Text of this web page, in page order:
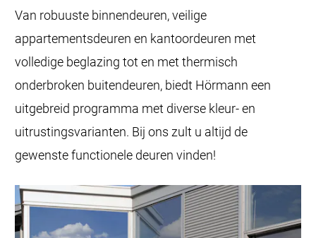
Van robuuste binnendeuren, veilige
appartementsdeuren en kantoordeuren met
volledige beglazing tot en met thermisch
onderbroken buitendeuren, biedt Hörmann een
uitgebreid programma met diverse kleur- en
uitrustingsvarianten. Bij ons zult u altijd de
gewenste functionele deuren vinden!